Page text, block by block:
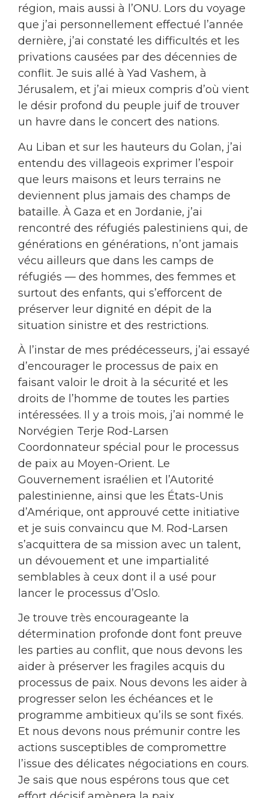
région, mais aussi à l’ONU. Lors du voyage
que j’ai personnellement effectué l’année
dernière, j’ai constaté les difficultés et les
privations causées par des décennies de
conflit. Je suis allé à Yad Vashem, à
Jérusalem, et j’ai mieux compris d’où vient
le désir profond du peuple juif de trouver
un havre dans le concert des nations.
Au Liban et sur les hauteurs du Golan, j’ai
entendu des villageois exprimer l’espoir
que leurs maisons et leurs terrains ne
deviennent plus jamais des champs de
bataille. À Gaza et en Jordanie, j’ai
rencontré des réfugiés palestiniens qui, de
générations en générations, n’ont jamais
vécu ailleurs que dans les camps de
réfugiés — des hommes, des femmes et
surtout des enfants, qui s’efforcent de
préserver leur dignité en dépit de la
situation sinistre et des restrictions.
À l’instar de mes prédécesseurs, j’ai essayé
d’encourager le processus de paix en
faisant valoir le droit à la sécurité et les
droits de l’homme de toutes les parties
intéressées. Il y a trois mois, j’ai nommé le
Norvégien Terje Rod-Larsen
Coordonnateur spécial pour le processus
de paix au Moyen-Orient. Le
Gouvernement israélien et l’Autorité
palestinienne, ainsi que les États-Unis
d’Amérique, ont approuvé cette initiative
et je suis convaincu que M. Rod-Larsen
s’acquittera de sa mission avec un talent,
un dévouement et une impartialité
semblables à ceux dont il a usé pour
lancer le processus d’Oslo.
Je trouve très encourageante la
détermination profonde dont font preuve
les parties au conflit, que nous devons les
aider à préserver les fragiles acquis du
processus de paix. Nous devons les aider à
progresser selon les échéances et le
programme ambitieux qu’ils se sont fixés.
Et nous devons nous prémunir contre les
actions susceptibles de compromettre
l’issue des délicates négociations en cours.
Je sais que nous espérons tous que cet